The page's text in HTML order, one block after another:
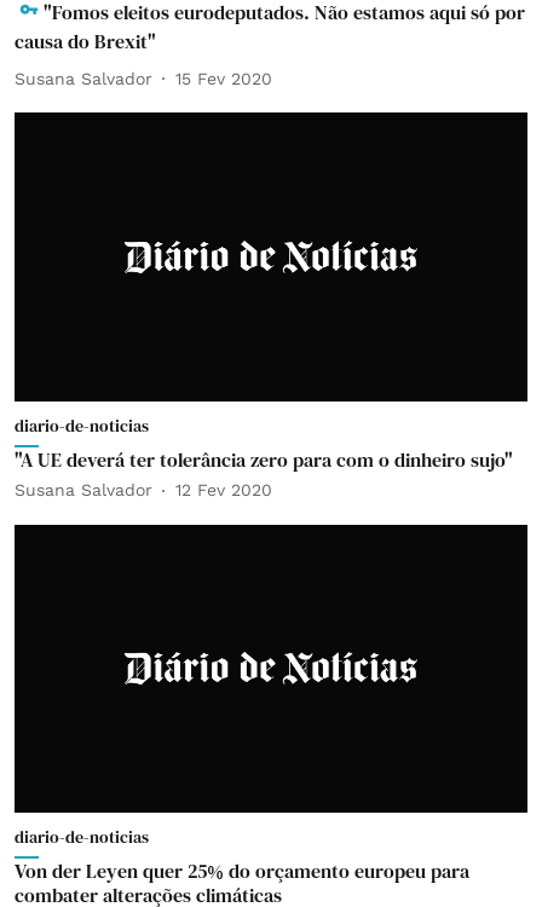
"Fomos eleitos eurodeputados. Não estamos aqui só por
causa do Brexit"
Susana Salvador 15 Fev 2020
diario-de-noticias
"A UE deverá ter tolerância zero para com o dinheiro sujo"
Susana Salvador 12 Fev 2020
diario-de-noticias
Von der Leyen quer 25% do orçamento europeu para
combater alterações climáticas